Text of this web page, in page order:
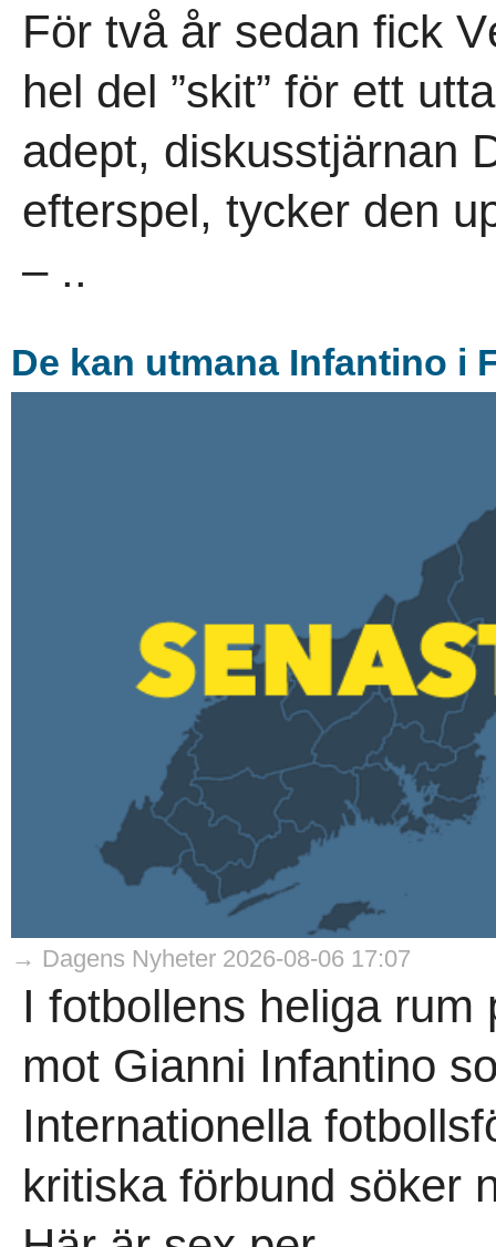
För två år sedan fick
hel del ”skit” för ett
adept, diskusstjärnan
efterspel, tycker den
– ..
De kan utmana Infantino i
→ Dagens Nyheter 2026-08-06 17:07
I fotbollens heliga
mot Gianni Infantino
Internationella
kritiska förbund söker